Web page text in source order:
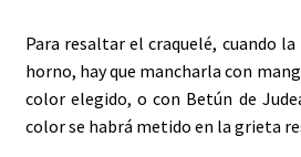
Para resaltar el craquelé, cuando la
horno, hay que mancharla con
color elegido, o con Betún de
color se habrá metido en la grieta